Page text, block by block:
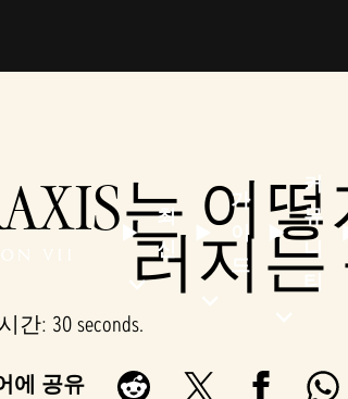
최
신
가
이
드
커
뮤
니
티
는 어
러지는
간 30 seconds
에 공유